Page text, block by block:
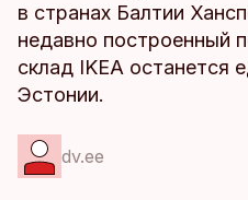
в странах Балтии
недавно построенный
склад IKEA останется
Эстонии.
dv.ee